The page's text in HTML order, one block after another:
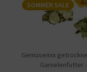
SOMMER SALE
Gemüsemix
Garnelenfutter